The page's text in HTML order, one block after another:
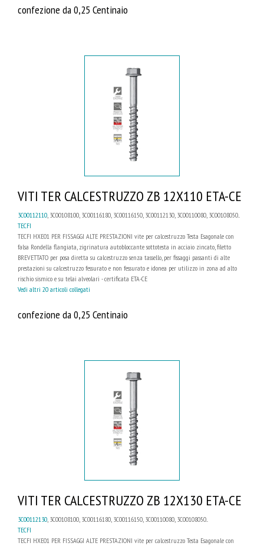
confezione da 0,25 Centinaio
VITI TER CALCESTRUZZO ZB 12X110 ETA-CE
3C00112110 , 3C00108100, 3C00116180, 3C00116150, 3C00112130, 3C00110080, 3C00108050...
TECFI
TECFI HXE01 PER FISSAGGI ALTE PRESTAZIONI vite per calcestruzzo Testa Esagonale con
falsa Rondella flangiata, zigrinatura autobloccante sottotesta in acciaio zincato, filetto
BREVETTATO per posa diretta su calcestruzzo senza tassello, per fissaggi passanti di alte
prestazioni su calcestruzzo fessurato e non fessurato e idonea per utilizzo in zona ad alto
rischio sismico e su telai alveolari - certificata ETA-CE
Vedi altri 20 articoli collegati
confezione da 0,25 Centinaio
VITI TER CALCESTRUZZO ZB 12X130 ETA-CE
3C00112130, 3C00108100, 3C00116180, 3C00116150, 3C00110080, 3C00108050...
TECFI
TECFI HXE01 PER FISSAGGI ALTE PRESTAZIONI vite per calcestruzzo Testa Esagonale con